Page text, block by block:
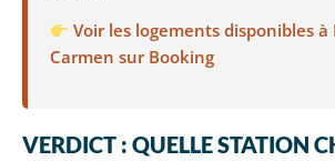
Voir les logements disponibles à
Carmen sur Booking
VERDICT : QUELLE STATION